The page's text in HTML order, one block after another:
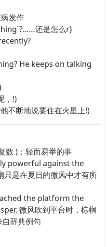
发作
还是怎么r}
He keeps on talking
，!)
不断地说要住在火星上!)
数 )；轻而易举的事
powerful against the
是在夏日的微风中才有所
the platform the
微风吹到平台时，棕榈
辞典例句